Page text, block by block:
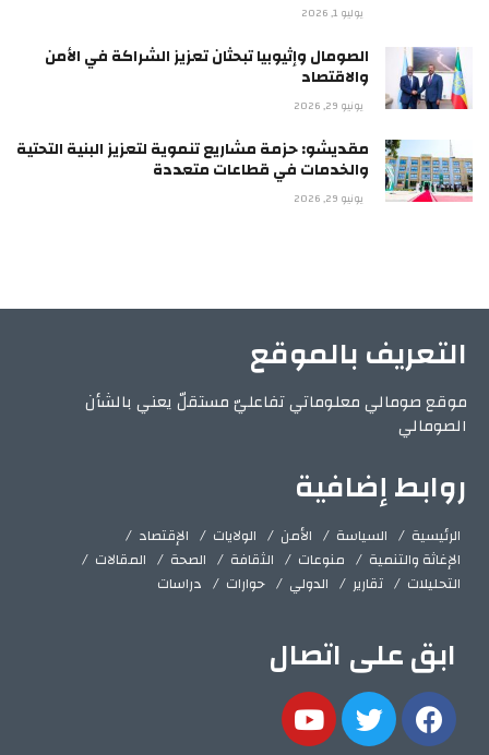
يوليو 1, 2026
الصومال وإثيوبيا تبحثان تعزيز الشراكة في الأمن
والاقتصاد
يونيو 29, 2026
مقديشو: حزمة مشاريع تنموية لتعزيز البنية التحتية
والخدمات في قطاعات متعددة
يونيو 29, 2026
التعريف بالموقع
موقع صومالي معلوماتي تفاعليّ مستقلّ يعني بالشأن
الصومالي
روابط إضافية
الرئيسية السياسة الأمن الولايات
الإقتصاد
الإغاثة والتنمية
منوعات الثقافة الصحة
المقالات
التحليلات
تقارير الدولي حوارات دراسات
ابق على اتصال